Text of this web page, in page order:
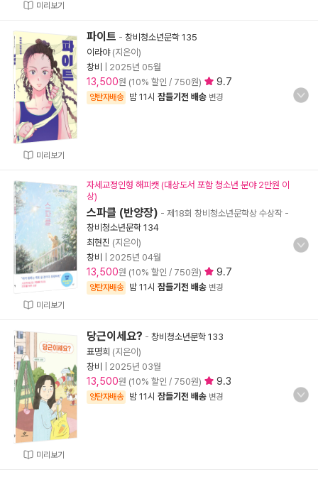
미리보기
미리보기
파이트 - 창비청소년문학 135
이라야(지은이)
창비
2025년 05월
13,500원 (10% 할인 / 750원) 9.7
양탄자배송 밤 11시 잠들기전 배송 변경
미리보기
자세교정인형 해피캣 (대상도서 포함 청소년 분야 2만원 이
상)
스파클 (반양장) - 제18회 창비청소년문학상 수상작 -
창비청소년문학 134
최현진 (지은이)
창비
2025년 04월
13,500원 (10% 할인 / 750원) 9.7
양탄자배송 밤 11시 잠들기전 배송 변경
미리보기
당근이세요? - 창비청소년문학 133
표명희 (지은이)
창비
2025년 03월
13,500원 (10% 할인 / 750원) 9.3
양탄자배송 밤 11시 잠들기전 배송 변경